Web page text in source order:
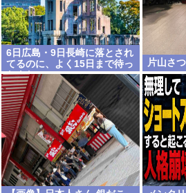
6日広島・9日長崎に落とされ
てるのに、よく15日まで待っ
たよな
片山さ